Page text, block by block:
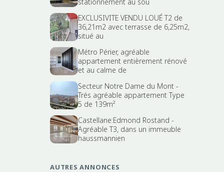
EXCLUSIVITE VENDU LOUÉ T2 de
36,21m2 avec terrasse de 6,25m2,
situé au
Métro Périer, agréable
appartement entièrement rénové
et au calme de
Secteur Notre Dame du Mont -
Trés agréable appartement Type
5 de 139m²
Castellane:Edmond Rostand -
Agréable T3, dans un immeuble
haussmannien
AUTRES ANNONCES